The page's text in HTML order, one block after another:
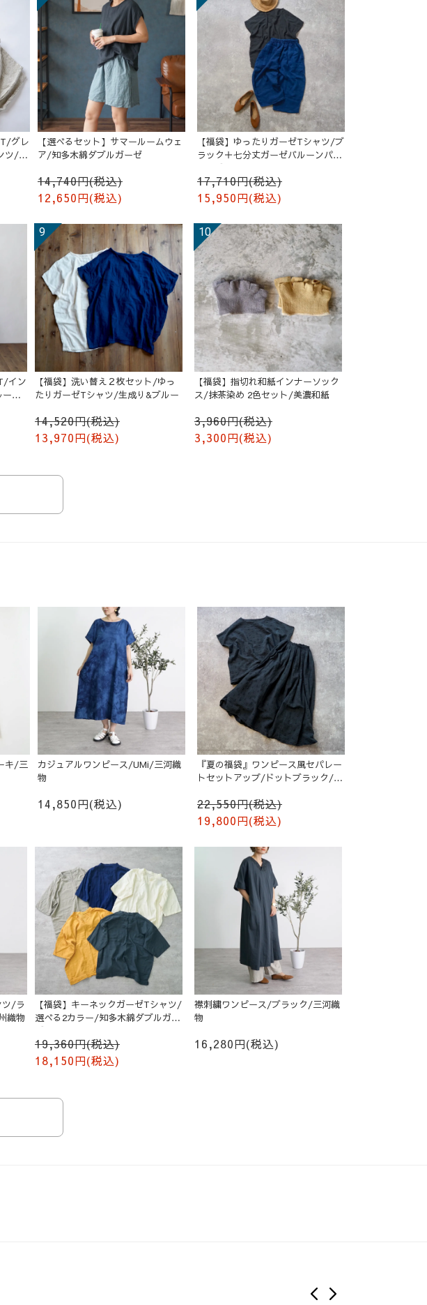
T/グレ
ツ/生
【選べるセット】サマールームウェ
ア/知多木綿ダブルガーゼ
14,740円(税込)
12,650円(税込)
【福袋】ゆったりガーゼTシャツ/ブ
ラック＋七分丈ガーゼバルーンパン
ツ /ブルー
17,710円(税込)
15,950円(税込)
イン
ン
【福袋】洗い替え２枚セット/ゆっ
たりガーゼTシャツ/生成り&ブルー
14,520円(税込)
13,970円(税込)
【福袋】指切れ和紙インナーソック
ス/抹茶染め 2色セット/美濃和紙
3,960円(税込)
3,300円(税込)
キ/三
カジュアルワンピース/UMi/三河織
物
14,850円(税込)
『夏の福袋』ワンピース風セパレー
トセットアップ/ドットブラック/遠
22,550円(税込)
19,800円(税込)
ツ/ラ
織物
【福袋】キーネックガーゼTシャツ/
選べる2カラー/知多木綿ダブルガー
ゼ
19,360円(税込)
18,150円(税込)
襟刺繍ワンピース/ブラック/三河織
物
16,280円(税込)